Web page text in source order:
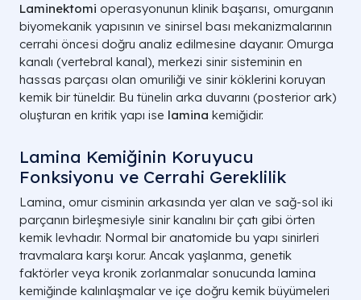
Laminektomi operasyonunun klinik başarısı, omurganın
biyomekanik yapısının ve sinirsel bası mekanizmalarının
cerrahi öncesi doğru analiz edilmesine dayanır. Omurga
kanalı (vertebral kanal), merkezi sinir sisteminin en
hassas parçası olan omuriliği ve sinir köklerini koruyan
kemik bir tüneldir. Bu tünelin arka duvarını (posterior ark)
oluşturan en kritik yapı ise lamina kemiğidir.
Lamina Kemiğinin Koruyucu
Fonksiyonu ve Cerrahi Gereklilik
Lamina, omur cisminin arkasında yer alan ve sağ-sol iki
parçanın birleşmesiyle sinir kanalını bir çatı gibi örten
kemik levhadır. Normal bir anatomide bu yapı sinirleri
travmalara karşı korur. Ancak yaşlanma, genetik
faktörler veya kronik zorlanmalar sonucunda lamina
kemiğinde kalınlaşmalar ve içe doğru kemik büyümeleri